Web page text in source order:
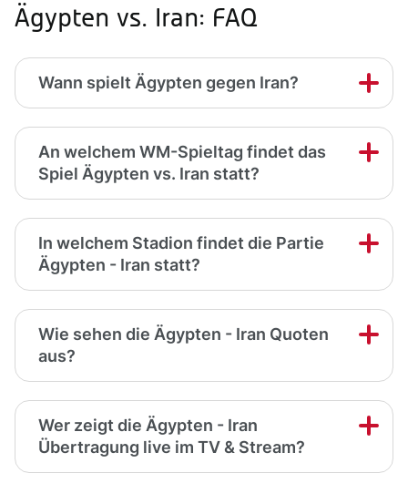
Ägypten vs. Iran: FAQ
Wann spielt Ägypten gegen Iran?
An welchem WM-Spieltag findet das
Spiel Ägypten vs. Iran statt?
In welchem Stadion findet die Partie
Ägypten - Iran statt?
Wie sehen die Ägypten - Iran Quoten
aus?
Wer zeigt die Ägypten - Iran
Übertragung live im TV & Stream?